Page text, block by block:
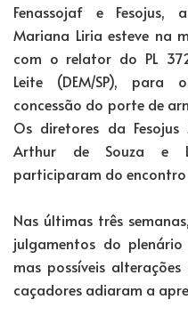
Fenassojaf e Fesojus,
Mariana Liria esteve na
com o relator do PL
Leite (DEM/SP), para
concessão do porte de
Os diretores da Fesojus
Arthur de Souza e
participaram do
Nas últimas três
julgamentos do
mas possíveis
caçadores adiaram a